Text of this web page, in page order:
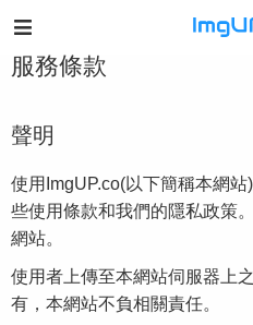
服務條款
聲明
使用ImgUP.co(以下簡稱本網
些使用條款和我們的隱私政策
網站。
使用者上傳至本網站伺服器上
有，本網站不負相關責任。